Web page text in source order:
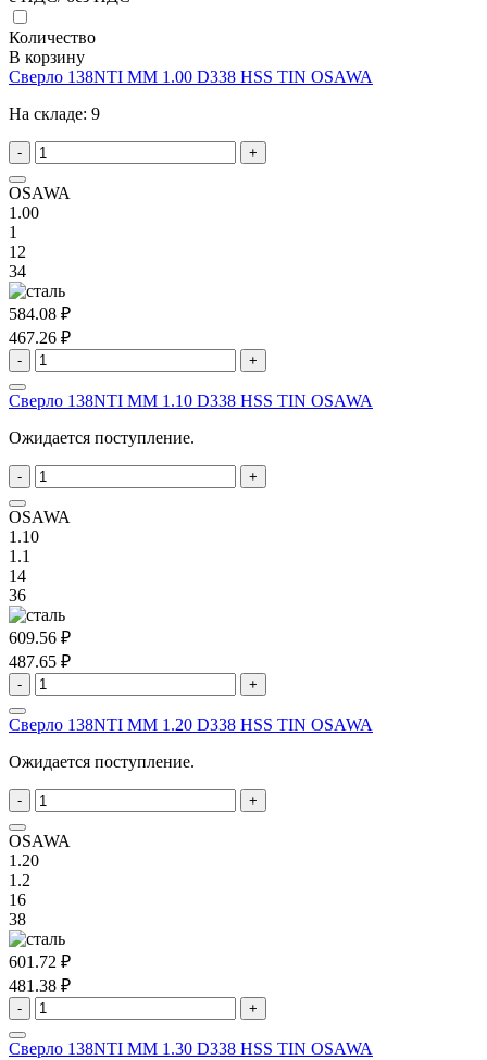
Количество
В корзину
Сверло 138NTI MM 1.00 D338 HSS TIN OSAWA
На складе: 9
- +
OSAWA
1.00
1
12
34
584.08 ₽
467.26 ₽
- +
Сверло 138NTI MM 1.10 D338 HSS TIN OSAWA
Ожидается поступление.
- +
OSAWA
1.10
1.1
14
36
609.56 ₽
487.65 ₽
- +
Сверло 138NTI MM 1.20 D338 HSS TIN OSAWA
Ожидается поступление.
- +
OSAWA
1.20
1.2
16
38
601.72 ₽
481.38 ₽
- +
Сверло 138NTI MM 1.30 D338 HSS TIN OSAWA